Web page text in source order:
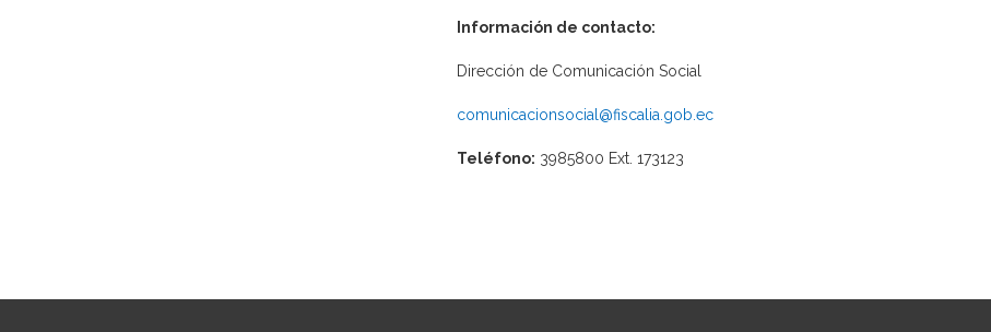
Información de contacto:
Dirección de Comunicación Social
comunicacionsocial@fiscalia.gob.ec
Teléfono: 3985800 Ext. 173123